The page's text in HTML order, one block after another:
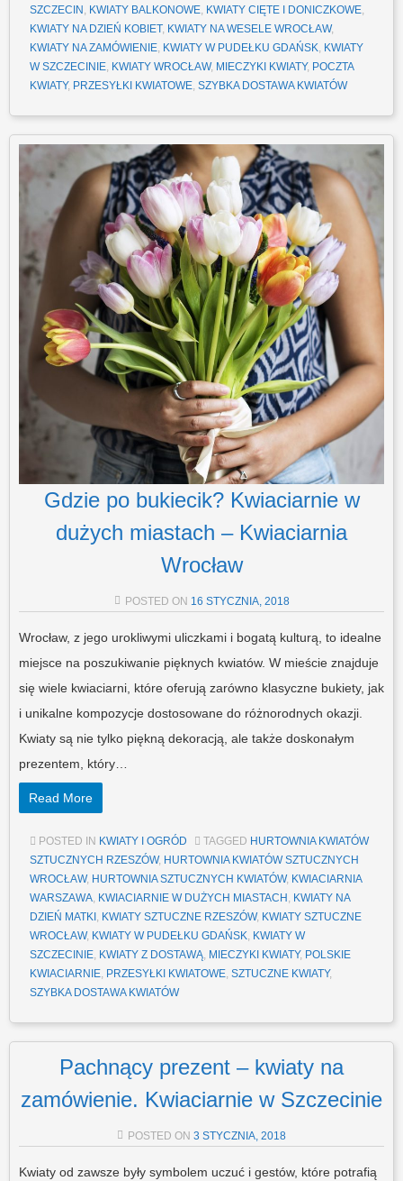
SZCZECIN , KWIATY BALKONOWE, KWIATY CIĘTE I DONICZKOWE,
KWIATY NA DZIEŃ KOBIET, KWIATY NA WESELE WROCŁAW,
KWIATY NA ZAMÓWIENIE, KWIATY W PUDEŁKU GDAŃSK, KWIATY
W SZCZECINIE, KWIATY WROCŁAW, MIECZYKI KWIATY, POCZTA
KWIATY, PRZESYŁKI KWIATOWE, SZYBKA DOSTAWA KWIATÓW
Gdzie po bukiecik? Kwiaciarnie w
dużych miastach – Kwiaciarnia
Wrocław
POSTED ON 16 STYCZNIA, 2018
Wrocław, z jego urokliwymi uliczkami i bogatą kulturą, to idealne
miejsce na poszukiwanie pięknych kwiatów. W mieście znajduje
się wiele kwiaciarni, które oferują zarówno klasyczne bukiety, jak
i unikalne kompozycje dostosowane do różnorodnych okazji.
Kwiaty są nie tylko piękną dekoracją, ale także doskonałym
prezentem, który…
Read More
POSTED IN KWIATY I OGRÓD TAGGED HURTOWNIA KWIATÓW
SZTUCZNYCH RZESZÓW, HURTOWNIA KWIATÓW SZTUCZNYCH
WROCŁAW, HURTOWNIA SZTUCZNYCH KWIATÓW, KWIACIARNIA
WARSZAWA, KWIACIARNIE W DUŻYCH MIASTACH , KWIATY NA
DZIEŃ MATKI , KWIATY SZTUCZNE RZESZÓW, KWIATY SZTUCZNE
WROCŁAW, KWIATY W PUDEŁKU GDAŃSK, KWIATY W
SZCZECINIE, KWIATY Z DOSTAWĄ, MIECZYKI KWIATY, POLSKIE
KWIACIARNIE, PRZESYŁKI KWIATOWE, SZTUCZNE KWIATY,
SZYBKA DOSTAWA KWIATÓW
Pachnący prezent – kwiaty na
zamówienie. Kwiaciarnie w Szczecinie
POSTED ON 3 STYCZNIA, 2018
Kwiaty od zawsze były symbolem uczuć i gestów, które potrafią